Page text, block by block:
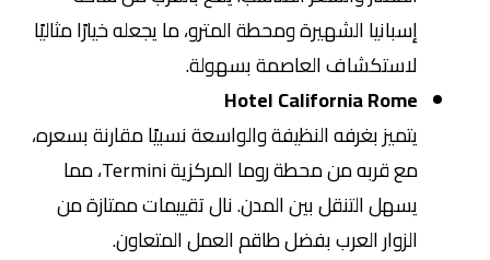
إسبانيا الشهيرة ومحطة المترو، ما يجعله خيارًا مثاليًا
لاستكشاف العاصمة بسهولة.
Hotel California Rome
يتميز بغرفه النظيفة والواسعة نسبيًا مقارنة بسعره،
مع قربه من محطة روما المركزية Termini، مما
يسهل التنقل بين المدن. نال تقييمات ممتازة من
الزوار العرب بفضل طاقم العمل المتعاون.